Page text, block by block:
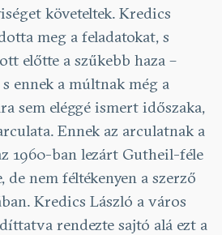
követeltek. Kredics
meg a feladatokat, s
előtte a szűkebb haza –
ennek a múltnak még a
sem eléggé ismert időszaka,
Ennek az arculatnak a
1960-ban lezárt Gutheil-féle
nem féltékenyen a szerző
Kredics László a város
rendezte sajtó alá ezt a